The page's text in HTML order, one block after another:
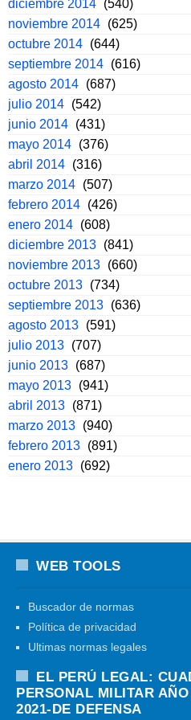
diciembre 2014 (540)
noviembre 2014 (625)
octubre 2014 (644)
septiembre 2014 (616)
agosto 2014 (687)
julio 2014 (542)
junio 2014 (431)
mayo 2014 (376)
abril 2014 (316)
marzo 2014 (507)
febrero 2014 (426)
enero 2014 (608)
diciembre 2013 (841)
noviembre 2013 (660)
octubre 2013 (734)
septiembre 2013 (636)
agosto 2013 (591)
julio 2013 (707)
junio 2013 (687)
mayo 2013 (941)
abril 2013 (871)
marzo 2013 (940)
febrero 2013 (891)
enero 2013 (692)
WEB TOOLS
Buscador de normas
Política de privacidad
Ultimas normas legales
EL PERÚ LEGAL:
PERSONAL MILITAR
2021-DE DEFENSA